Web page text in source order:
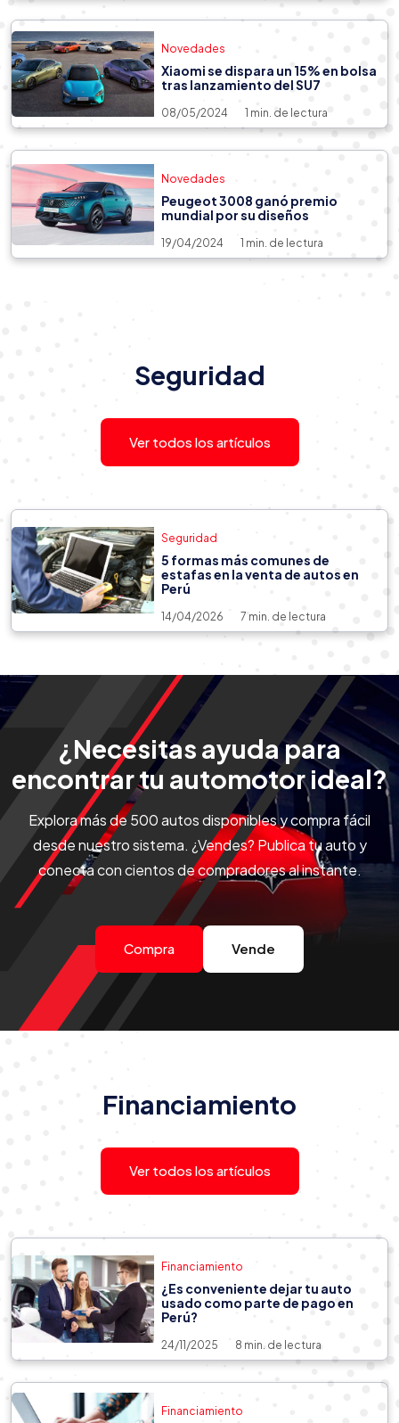
Novedades
Xiaomi se dispara un 15% en bolsa
tras lanzamiento del SU7
08/05/2024 1 min. de lectura
Novedades
Peugeot 3008 ganó premio
mundial por su diseños
19/04/2024 1 min. de lectura
Seguridad
Ver todos los artículos
24/06/2026 6 min. de lectura
¿Se debe calentar el motor de mi
auto antes de arrancar?
Seguridad
5 formas más comunes de
estafas en la venta de autos en
Perú
14/04/2026 7 min. de lectura
¿Necesitas ayuda para
encontrar tu automotor ideal?
Explora más de 500 autos disponibles y compra fácil
desde nuestro sistema. ¿Vendes? Publica tu auto y
conecta con cientos de compradores al instante.
Compra Vende
Financiamiento
Ver todos los artículos
Financiamiento 24/11/2025 8 min. de lectura
¿Cómo financiar un auto con 0
cuota inicial en Perú?
Financiamiento
¿Es conveniente dejar tu auto
usado como parte de pago en
Perú?
24/11/2025 8 min. de lectura
Financiamiento